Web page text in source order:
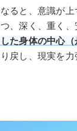
ると、意識が
、深く、重く、
た身体の中心（
戻し、現実を